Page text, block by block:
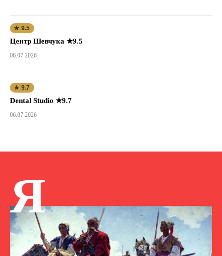
★ 9.5
Центр Шевчука ★9.5
06.07.2026
★ 9.7
Dental Studio ★9.7
06.07.2026
Я